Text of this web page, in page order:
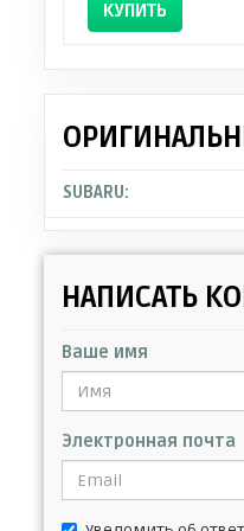
КУПИТЬ
SUBARU:
НАПИСАТЬ
Ваше имя
Электронная почта